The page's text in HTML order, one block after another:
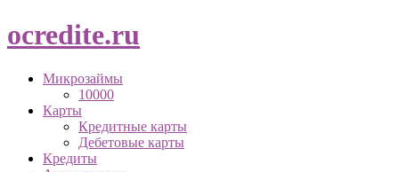
ocredite.ru
Микрозаймы
10000
Карты
Кредитные карты
Дебетовые карты
Кредиты